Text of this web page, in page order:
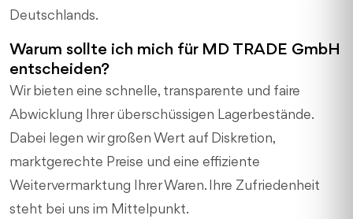
Deutschlands.
Warum sollte ich mich für MD TRADE GmbH
entscheiden?
Wir bieten eine schnelle, transparente und faire
Abwicklung Ihrer überschüssigen Lagerbestände.
Dabei legen wir großen Wert auf Diskretion,
marktgerechte Preise und eine effiziente
Weitervermarktung Ihrer Waren. Ihre Zufriedenheit
steht bei uns im Mittelpunkt.